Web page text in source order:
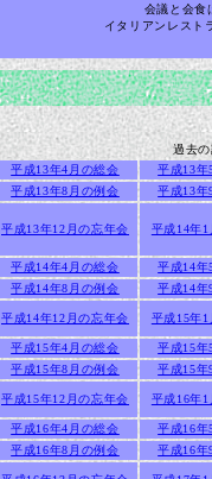
会議と会食
イタリアンレスト
過去
平成13年4月の総会
平成13年
平成13年8月の例会
平成13年
平成13年12月の忘年会 平成14年
平成14年4月の総会 平成14年
平成14年8月の例会
平成14年
平成14年12月の忘年会 平成15年
平成15年4月の総会 平成15年
平成15年8月の例会
平成15年
平成15年12月の忘年会 平成16年
平成16年4月の総会 平成16年
平成16年8月の例会
平成16年